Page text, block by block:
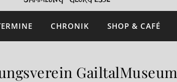
CHRONIK SHOP & CAFÉ